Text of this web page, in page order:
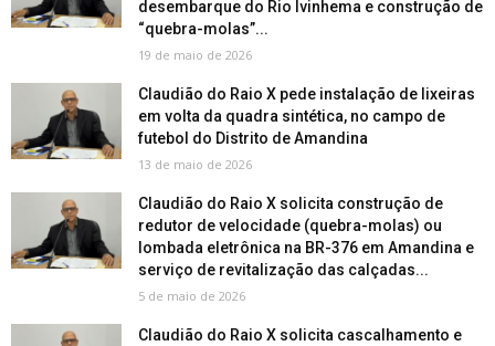
desembarque do Rio Ivinhema e construção de
“quebra-molas”...
19 de maio de 2026
Claudião do Raio X pede instalação de lixeiras
em volta da quadra sintética, no campo de
futebol do Distrito de Amandina
13 de maio de 2026
Claudião do Raio X solicita construção de
redutor de velocidade (quebra-molas) ou
lombada eletrônica na BR-376 em Amandina e
serviço de revitalização das calçadas...
5 de maio de 2026
Claudião do Raio X solicita cascalhamento e